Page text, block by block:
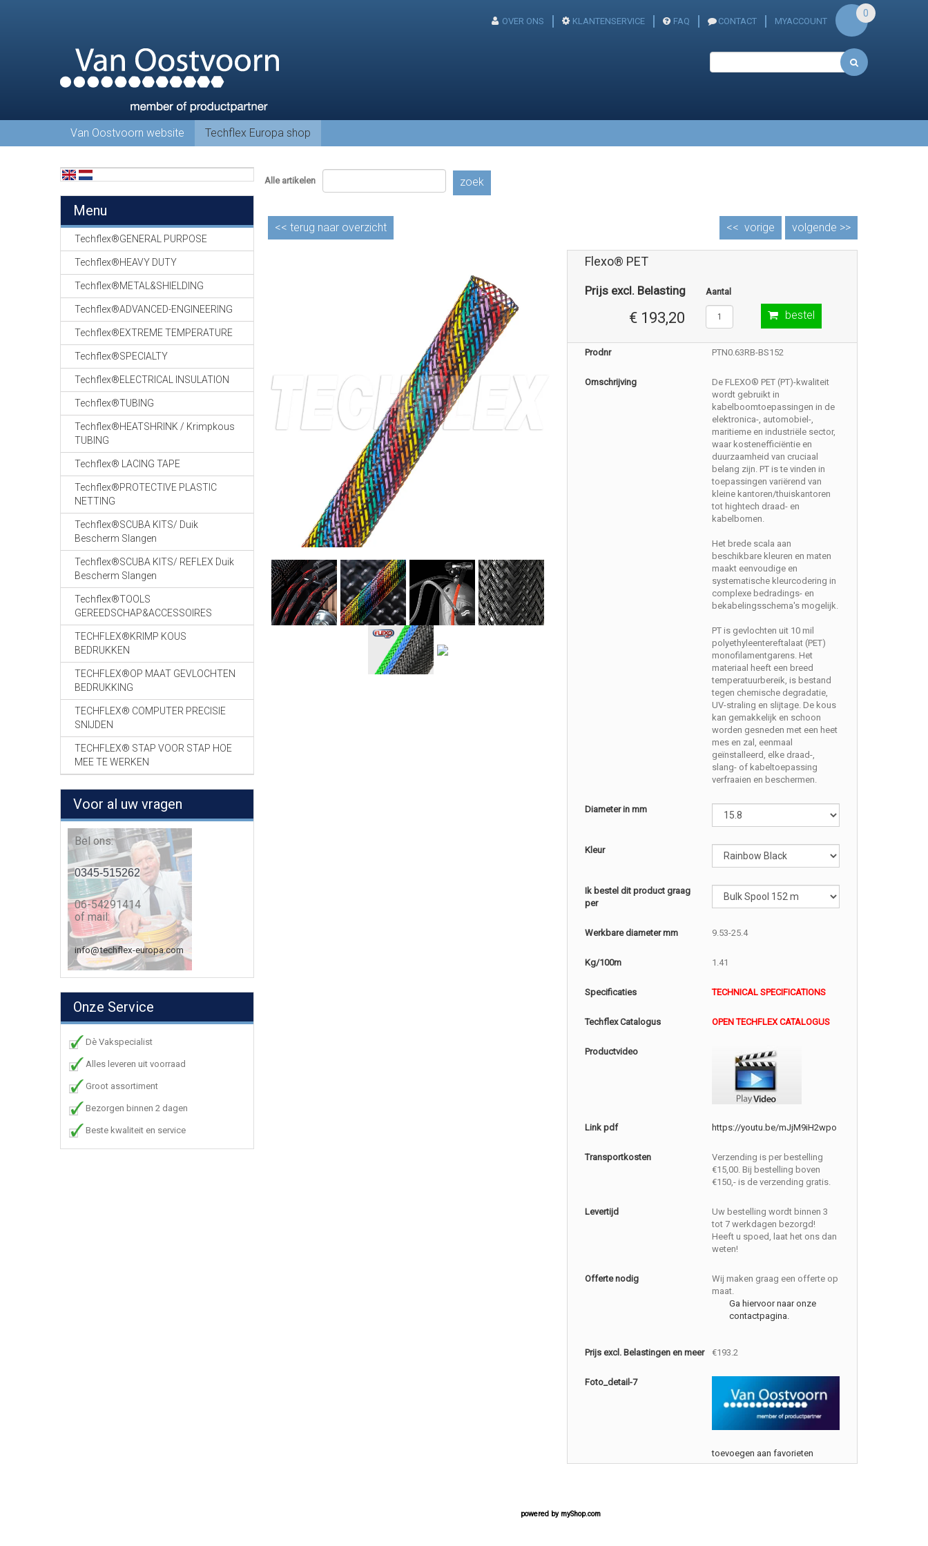
OVER ONS KLANTENSERVICE FAQ CONTACT MYACCOUNT
0
Van Oostvoorn website Techflex Europa shop
Menu
Techflex®GENERAL PURPOSE
Techflex®HEAVY DUTY
Techflex®METAL&SHIELDING
Techflex®ADVANCED-ENGINEERING
Techflex®EXTREME TEMPERATURE
Techflex®SPECIALTY
Techflex®ELECTRICAL INSULATION
Techflex®TUBING
Techflex®HEATSHRINK / Krimpkous
TUBING
Techflex® LACING TAPE
Techflex®PROTECTIVE PLASTIC
NETTING
Techflex®SCUBA KITS/ Duik
Bescherm Slangen
Techflex®SCUBA KITS/ REFLEX Duik
Bescherm Slangen
Techflex®TOOLS
GEREEDSCHAP&ACCESSOIRES
TECHFLEX®KRIMP KOUS
BEDRUKKEN
TECHFLEX®OP MAAT GEVLOCHTEN
BEDRUKKING
TECHFLEX® COMPUTER PRECISIE
SNIJDEN
TECHFLEX® STAP VOOR STAP HOE
MEE TE WERKEN
Voor al uw vragen
Bel ons:
0345-515262
06-54291414
of mail:
info@techflex-europa.com
Onze Service
Dè Vakspecialist
Alles leveren uit voorraad
Groot assortiment
Bezorgen binnen 2 dagen
Beste kwaliteit en service
Alle artikelen zoek
<< terug naar overzicht volgende >>
<< vorige
Flexo® PET
Prijs excl. Belasting
€ 193,20
Aantal
bestel
Prodnr PTN0.63RB-BS152
Omschrijving
De FLEXO® PET (PT)-kwaliteit
wordt gebruikt in
kabelboomtoepassingen in de
elektronica-, automobiel-,
maritieme en industriële sector,
waar kostenefficiëntie en
duurzaamheid van cruciaal
belang zijn. PT is te vinden in
toepassingen variërend van
kleine kantoren/thuiskantoren
tot hightech draad- en
kabelbomen.
Het brede scala aan
beschikbare kleuren en maten
maakt eenvoudige en
systematische kleurcodering in
complexe bedradings- en
bekabelingsschema's mogelijk.
PT is gevlochten uit 10 mil
polyethyleentereftalaat (PET)
monofilamentgarens. Het
materiaal heeft een breed
temperatuurbereik, is bestand
tegen chemische degradatie,
UV-straling en slijtage. De kous
kan gemakkelijk en schoon
worden gesneden met een heet
mes en zal, eenmaal
geïnstalleerd, elke draad-,
slang- of kabeltoepassing
verfraaien en beschermen.
Diameter in mm
Kleur
Ik bestel dit product graag
per
Werkbare diameter mm 9.53-25.4
Kg/100m 1.41
Specificaties TECHNICAL SPECIFICATIONS
Techflex Catalogus OPEN TECHFLEX CATALOGUS
Productvideo
Link pdf https://youtu.be/mJjM9iH2wpo
Transportkosten
Verzending is per bestelling
€15,00. Bij bestelling boven
€150,- is de verzending gratis.
Levertijd
Uw bestelling wordt binnen 3
tot 7 werkdagen bezorgd!
Heeft u spoed, laat het ons dan
weten!
Offerte nodig
Wij maken graag een offerte op
maat.
Ga hiervoor naar onze
contactpagina.
Prijs excl. Belastingen en meer €193.2
Foto_detail-7
toevoegen aan favorieten
powered by myShop.com